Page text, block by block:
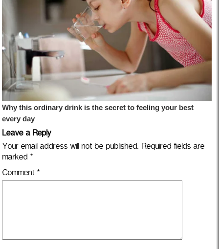
Leave a Reply
Your email address will not be published. Required fields are
marked *
Comment *